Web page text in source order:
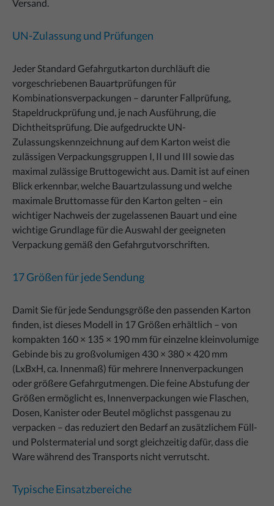
Versand.
UN-Zulassung und Prüfungen
Jeder Standard Gefahrgutkarton durchläuft die
vorgeschriebenen Bauartprüfungen für
Kombinationsverpackungen – darunter Fallprüfung,
Stapeldruckprüfung und, je nach Ausführung, die
Dichtheitsprüfung. Die aufgedruckte UN-
Zulassungskennzeichnung auf dem Karton weist die
zulässigen Verpackungsgruppen I, II und III sowie das
maximal zulässige Bruttogewicht aus. Damit ist auf einen
Blick erkennbar, welche Bauartzulassung und welche
maximale Bruttomasse für den Karton gelten – ein
wichtiger Nachweis der zugelassenen Bauart und eine
wichtige Grundlage für die Auswahl der geeigneten
Verpackung gemäß den Gefahrgutvorschriften.
17 Größen für jede Sendung
Damit Sie für jede Sendungsgröße den passenden Karton
finden, ist dieses Modell in 17 Größen erhältlich – von
kompakten 160 × 135 × 190 mm für einzelne kleinvolumige
Gebinde bis zu großvolumigen 430 × 380 × 420 mm
(LxBxH, ca. Innenmaß) für mehrere Innenverpackungen
oder größere Gefahrgutmengen. Die feine Abstufung der
Größen ermöglicht es, Innenverpackungen wie Flaschen,
Dosen, Kanister oder Beutel möglichst passgenau zu
verpacken – das reduziert den Bedarf an zusätzlichem Füll-
und Polstermaterial und sorgt gleichzeitig dafür, dass die
Ware während des Transports nicht verrutscht.
Typische Einsatzbereiche